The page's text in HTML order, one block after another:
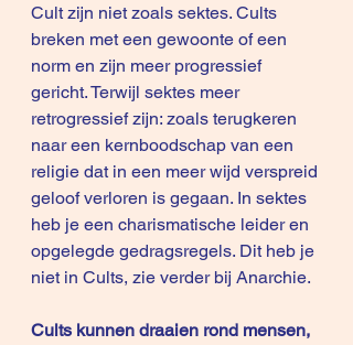
Cult zijn niet zoals sektes. Cults
breken met een gewoonte of een
norm en zijn meer progressief
gericht. Terwijl sektes meer
retrogressief zijn: zoals terugkeren
naar een kernboodschap van een
religie dat in een meer wijd verspreid
geloof verloren is gegaan. In sektes
heb je een charismatische leider en
opgelegde gedragsregels. Dit heb je
niet in Cults, zie verder bij Anarchie.
Cults kunnen draaien rond mensen,